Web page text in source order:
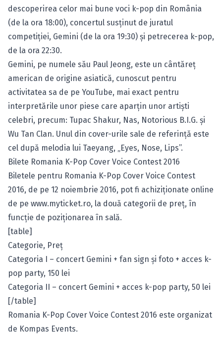
descoperirea celor mai bune voci k-pop din România
(de la ora 18:00), concertul susţinut de juratul
competiţiei, Gemini (de la ora 19:30) şi petrecerea k-pop,
de la ora 22:30.
Gemini, pe numele său Paul Jeong, este un cântăreț
american de origine asiatică, cunoscut pentru
activitatea sa de pe YouTube, mai exact pentru
interpretările unor piese care aparţin unor artişti
celebri, precum: Tupac Shakur, Nas, Notorious B.I.G. şi
Wu Tan Clan. Unul din cover-urile sale de referinţă este
cel după melodia lui Taeyang, „Eyes, Nose, Lips”.
Bilete Romania K-Pop Cover Voice Contest 2016
Biletele pentru Romania K-Pop Cover Voice Contest
2016, de pe 12 noiembrie 2016, pot fi achiziţionate online
de pe www.myticket.ro, la două categorii de preţ, în
funcţie de poziţionarea în sală.
[table]
Categorie, Preţ
Categoria I – concert Gemini + fan sign şi foto + acces k-
pop party, 150 lei
Categoria II – concert Gemini + acces k-pop party, 50 lei
[/table]
Romania K-Pop Cover Voice Contest 2016 este organizat
de Kompas Events.